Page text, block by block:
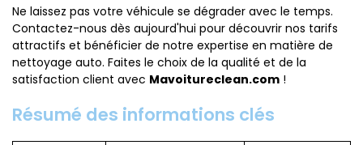
Ne laissez pas votre véhicule se dégrader avec le temps.
Contactez-nous dès aujourd'hui pour découvrir nos tarifs
attractifs et bénéficier de notre expertise en matière de
nettoyage auto. Faites le choix de la qualité et de la
satisfaction client avec Mavoitureclean.com !
Résumé des informations clés